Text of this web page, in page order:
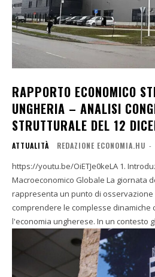
RAPPORTO ECONOMICO
UNGHERIA – ANALISI
STRUTTURALE DEL 12
ATTUALITÀ REDAZIONE ECONOMIA.HU -
https://youtu.be/OiETJe0keLA 1. Introduzione e Contesto
Macroeconomico Globale La giornata del 12 dicembre 2025
rappresenta un punto di
comprendere le complesse dinamiche
l'economia ungherese. In un contesto